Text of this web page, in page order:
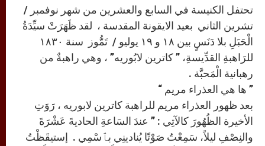
p
g
e
r
o
k
تحتفل الكنيسة في السابع والعشرين من شهر نوفمبر /
تشرين الثاني بعيد الايقونة المقدسة ، لقد ظَهَرَتْ سيِّدَةُ
للرَاهبةِ القدِّيسةِ، ” كاترين لابُوريه” ، وهي راهبةٌ من
رهبانية الْمَحبَّة .
” ها هي العذراء مريم “
بعد ظهور العذراء مريم للراهبة كاترين لابوريه ، رَوَتِ
الأخيرة الظُهُورَ كالآتِي : ” عندَ السَاعةِ الحاديةَ عَشْرَةَ
والنِصْفِ ليلاً، سَمِعْتُ صَوْتًا يُنادينِي بٱسْمِي . إستيقَظْتُ